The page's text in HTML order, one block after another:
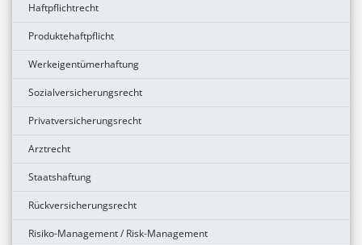
Haftpflichtrecht
Produktehaftpflicht
Werkeigentümerhaftung
Sozialversicherungsrecht
Privatversicherungsrecht
Arztrecht
Staatshaftung
Rückversicherungsrecht
Risiko-Management / Risk-Management